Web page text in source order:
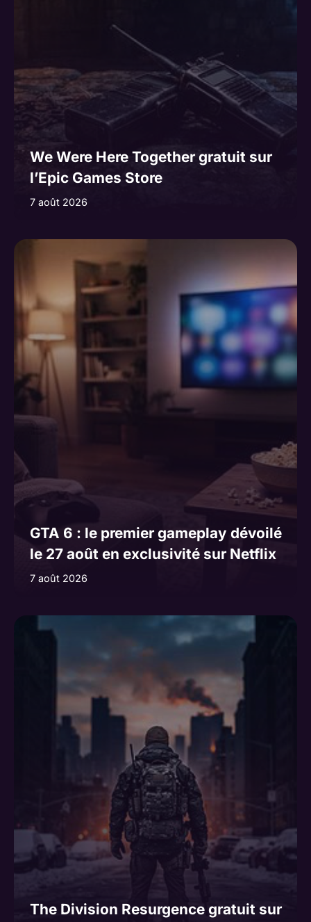
We Were Here Together gratuit sur
l’Epic Games Store
7 août 2026
GTA 6 : le premier gameplay dévoilé
le 27 août en exclusivité sur Netflix
7 août 2026
The Division Resurgence gratuit sur